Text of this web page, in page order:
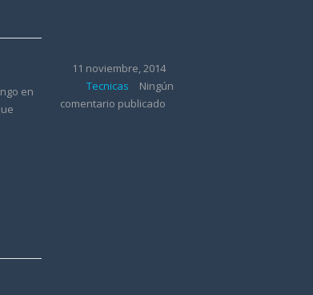
en
11 noviembre, 2014
Tecnicas
Ningún
comentario publicado